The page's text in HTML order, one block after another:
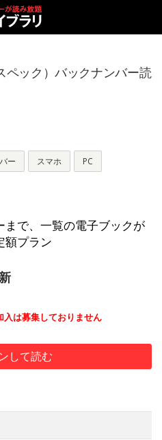
ペック）バックナンバー読
ー スマホ PC
で、一覧の電子ブックが
額プラン
は募集しておりません
して読む